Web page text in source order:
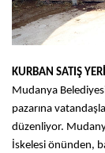
KURBAN SATIŞ
Mudanya
pazarına
düzenliyor.
İskelesi önünden,